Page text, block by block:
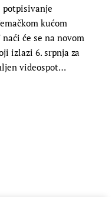
potpisivanje
kućom
će se na novom
izlazi 6. srpnja za
videospot…